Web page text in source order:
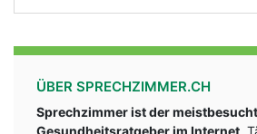
ÜBER SPRECHZIMMER.CH
Sprechzimmer ist der
Gesundheitsratgeber im Internet.